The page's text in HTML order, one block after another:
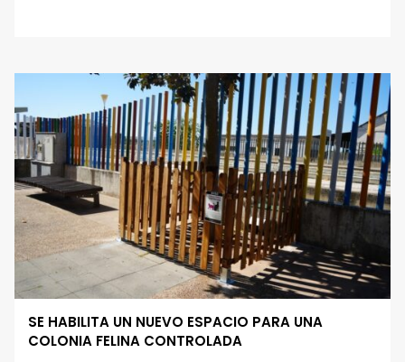
SE HABILITA UN NUEVO ESPACIO PARA UNA
COLONIA FELINA CONTROLADA